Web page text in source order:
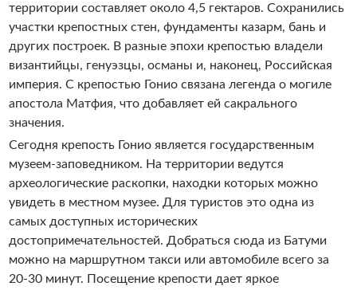
территории составляет около 4,5 гектаров. Сохранились
участки крепостных стен, фундаменты казарм, бань и
других построек. В разные эпохи крепостью владели
византийцы, генуэзцы, османы и, наконец, Российская
империя. С крепостью Гонио связана легенда о могиле
апостола Матфия, что добавляет ей сакрального
значения.
Сегодня крепость Гонио является государственным
музеем-заповедником. На территории ведутся
археологические раскопки, находки которых можно
увидеть в местном музее. Для туристов это одна из
самых доступных исторических
достопримечательностей. Добраться сюда из Батуми
можно на маршрутном такси или автомобиле всего за
20-30 минут. Посещение крепости дает яркое